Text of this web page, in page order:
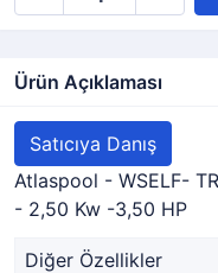
Ürün Açıklaması
Satıcıya Danış
Atlaspool - WSELF-
- 2,50 Kw -3,50 HP
Diğer Özellikler